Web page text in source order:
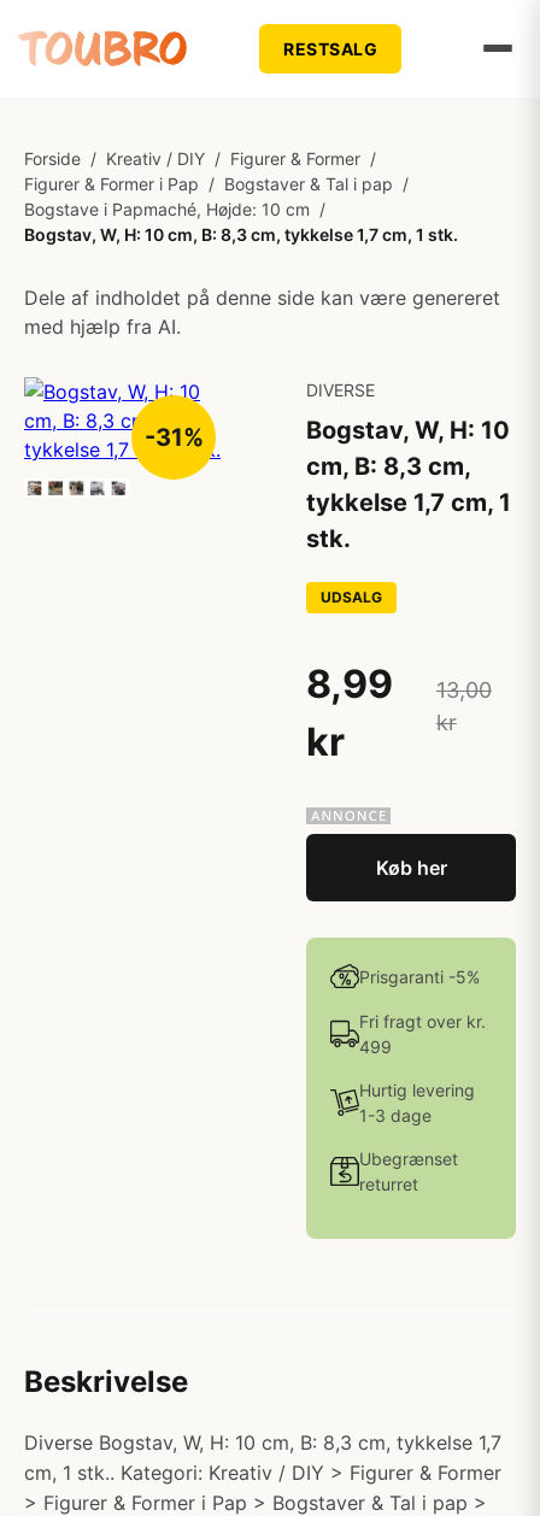
RESTSALG
Forside / Kreativ / DIY / Figurer & Former /
Figurer & Former i Pap / Bogstaver & Tal i pap /
Bogstave i Papmaché, Højde: 10 cm /
Bogstav, W, H: 10 cm, B: 8,3 cm, tykkelse 1,7 cm, 1 stk.
Dele af indholdet på denne side kan være genereret
med hjælp fra AI.
-31%
DIVERSE
Bogstav, W, H: 10
cm, B: 8,3 cm,
tykkelse 1,7 cm, 1
stk.
UDSALG
8,99
kr
13,00
kr
Køb her
Prisgaranti -5%
Fri fragt over kr.
499
Hurtig levering
1-3 dage
Ubegrænset
returret
Beskrivelse
Diverse Bogstav, W, H: 10 cm, B: 8,3 cm, tykkelse 1,7
cm, 1 stk.. Kategori: Kreativ / DIY > Figurer & Former
> Figurer & Former i Pap > Bogstaver & Tal i pap >